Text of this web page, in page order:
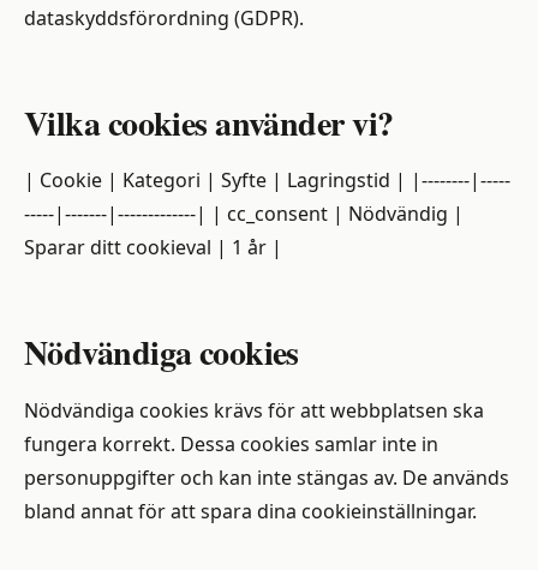
dataskyddsförordning (GDPR).
Vilka cookies använder vi?
| Cookie | Kategori | Syfte | Lagringstid | |--------|-----
-----|-------|-------------| | cc_consent | Nödvändig |
Sparar ditt cookieval | 1 år |
Nödvändiga cookies
Nödvändiga cookies krävs för att webbplatsen ska
fungera korrekt. Dessa cookies samlar inte in
personuppgifter och kan inte stängas av. De används
bland annat för att spara dina cookieinställningar.